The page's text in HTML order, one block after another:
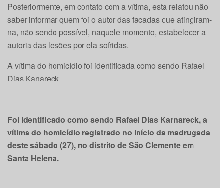
Posteriormente, em contato com a vítima, esta relatou não
saber informar quem foi o autor das facadas que atingiram-
na, não sendo possível, naquele momento, estabelecer a
autoria das lesões por ela sofridas.
A vítima do homicídio foi identificada como sendo Rafael
Dias Kanareck.
Foi identificado como sendo Rafael Dias Karnareck, a
vítima do homicídio registrado no início da madrugada
deste sábado (27), no distrito de São Clemente em
Santa Helena.